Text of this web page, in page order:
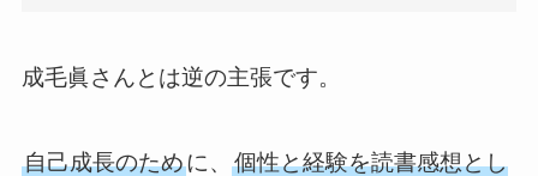
成毛眞さんとは逆の主張です。
自己成長のために、 個性と経験を読書感想とし